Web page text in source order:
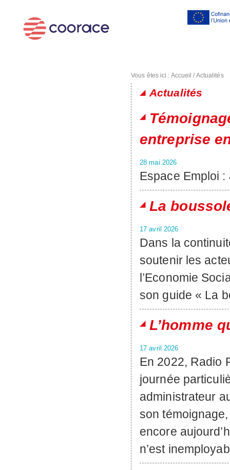
Vous êtes ici : Accueil /Actualités
Actualités
entreprise
28 mai 2026
Espace Emploi
La
17 avril 2026
Dans la
soutenir les
l’Economie
son guide « La
L’homme
17 avril 2026
En 2022, Radio
journée
administrateur
son
encore
n’est
Pages